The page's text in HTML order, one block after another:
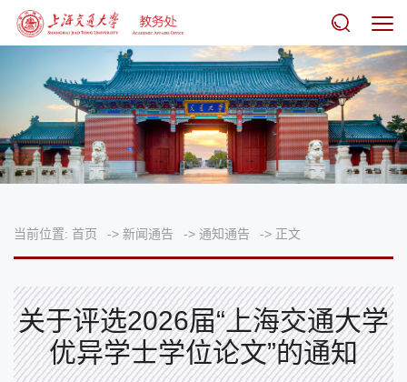
当前位置: 首页 -> 新闻通告 -> 通知通告 -> 正文
关于评选2026届“上海交通大学
优异学士学位论文”的通知